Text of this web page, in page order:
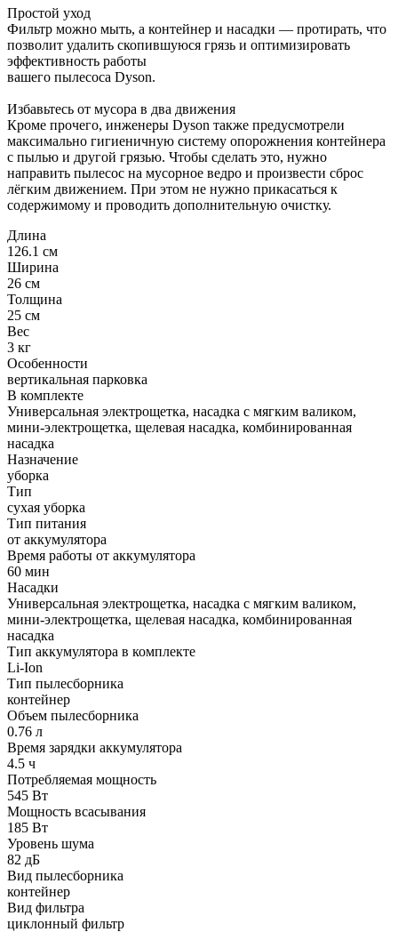
Простой уход
Фильтр можно мыть, а контейнер и насадки — протирать, что
позволит удалить скопившуюся грязь и оптимизировать
эффективность работы
вашего пылесоса Dyson.
Избавьтесь от мусора в два движения
Кроме прочего, инженеры Dyson также предусмотрели
максимально гигиеничную систему опорожнения контейнера
с пылью и другой грязью. Чтобы сделать это, нужно
направить пылесос на мусорное ведро и произвести сброс
лёгким движением. При этом не нужно прикасаться к
содержимому и проводить дополнительную очистку.
Длина
126.1 см
Ширина
26 см
Толщина
25 см
Вес
3 кг
Особенности
вертикальная парковка
В комплекте
Универсальная электрощетка, насадка с мягким валиком,
мини-электрощетка, щелевая насадка, комбинированная
насадка
Назначение
уборка
Тип
сухая уборка
Тип питания
от аккумулятора
Время работы от аккумулятора
60 мин
Насадки
Универсальная электрощетка, насадка с мягким валиком,
мини-электрощетка, щелевая насадка, комбинированная
насадка
Тип аккумулятора в комплекте
Li-Ion
Тип пылесборника
контейнер
Объем пылесборника
0.76 л
Время зарядки аккумулятора
4.5 ч
Потребляемая мощность
545 Вт
Мощность всасывания
185 Вт
Уровень шума
82 дБ
Вид пылесборника
контейнер
Вид фильтра
циклонный фильтр